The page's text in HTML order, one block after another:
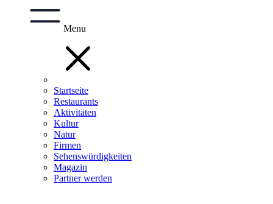
Menu
Startseite
Restaurants
Aktivitäten
Kultur
Natur
Firmen
Sehenswürdigkeiten
Magazin
Partner werden